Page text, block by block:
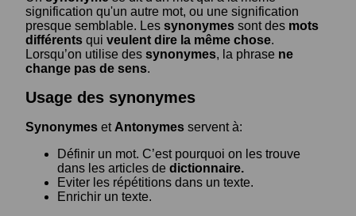
signification qu'un autre mot, ou une signification
presque semblable. Les synonymes sont des mots
différents qui veulent dire la même chose.
Lorsqu’on utilise des synonymes, la phrase ne
change pas de sens.
Usage des synonymes
Synonymes et Antonymes servent à:
Définir un mot. C’est pourquoi on les trouve
dans les articles de dictionnaire.
Eviter les répétitions dans un texte.
Enrichir un texte.